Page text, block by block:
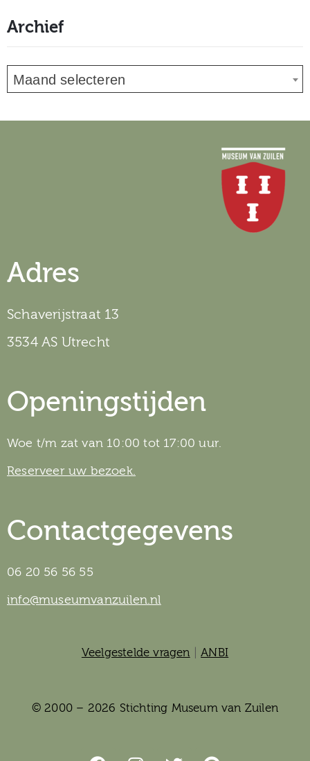
Archief
Maand selecteren
Adres
Schaverijstraat 13
3534 AS Utrecht
Openingstijden
Woe t/m zat van 10:00 tot 17:00 uur.
Reserveer uw bezoek.
Contactgegevens
06 20 56 56 55
info@museumvanzuilen.nl
Veelgestelde vragen |ANBI
© 2000 – 2026 Stichting Museum van Zuilen